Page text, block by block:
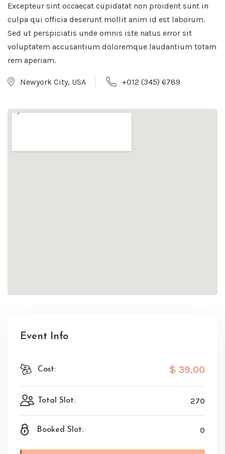
Excepteur sint occaecat cupidatat non proident sunt in
culpa qui officia deserunt mollit anim id est laborum.
Sed ut perspiciatis unde omnis iste natus error sit
voluptatem accusantium doloremque laudantium totam
rem aperiam.
Newyork City, USA +012 (345) 6789
Event Info
Cost: $ 39,00
Total Slot: 270
Booked Slot: 0